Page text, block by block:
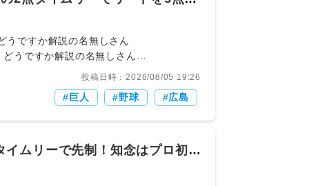
ですか解説の名無しさん
投稿日時：2026/08/05 19:26
巨人 野球 広島
イムリーで先制！知念はプロ初打